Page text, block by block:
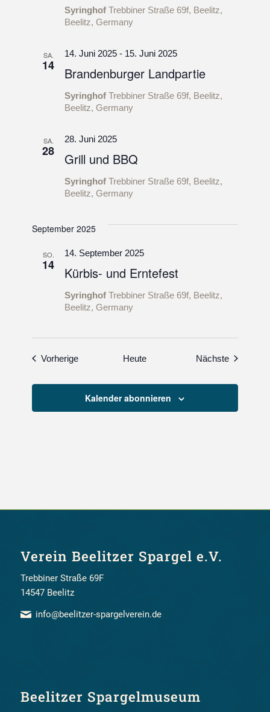
SyringhofTrebbiner Straße 69f, Beelitz,
Beelitz, Germany
SA.
14 Brandenburger Landpartie
14. Juni 2025 - 15. Juni 2025
SyringhofTrebbiner Straße 69f, Beelitz,
Beelitz, Germany
SA.
28 Grill und BBQ
28. Juni 2025
SyringhofTrebbiner Straße 69f, Beelitz,
Beelitz, Germany
September 2025
SO.
14 Kürbis- und Erntefest
14. September 2025
SyringhofTrebbiner Straße 69f, Beelitz,
Beelitz, Germany
VorherigeVeranstaltungen
Heute Nächste
Kalender abonnieren
Verein Beelitzer Spargel e.V.
Trebbiner Straße 69F
14547 Beelitz
info@beelitzer-spargelverein.de
Beelitzer Spargelmuseum